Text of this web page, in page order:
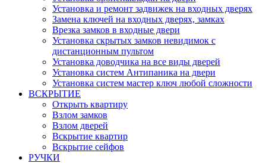
Установка и ремонт задвижек на входных дверях
Замена ключей на входных дверях, замках
Врезка замков в входные двери
Установка скрытых замков невидимок с
дистанционным пультом
Установка доводчика на все виды дверей
Установка систем Антипаника на двери
Установка систем мастер ключ любой сложности
ВСКРЫТИЕ
Открыть квартиру
Взлом замков
Взлом дверей
Вскрытие квартир
Вскрытие сейфов
РУЧКИ